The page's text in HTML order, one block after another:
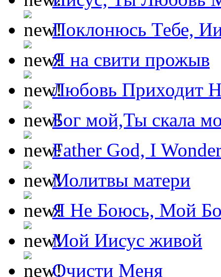
Поклонюсь Тебе,
Я на свити прожыв
Любовь Приходит
Бог мой,Ты скала
Father God, I
Молитвы матери
Я Не Боюсь, Мой
Мой Иисус живой
Очисти Меня